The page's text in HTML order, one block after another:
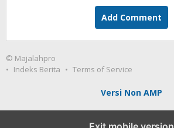
Add Comment
© Majalahpro
Indeks Berita
Terms of Service
Versi Non AMP